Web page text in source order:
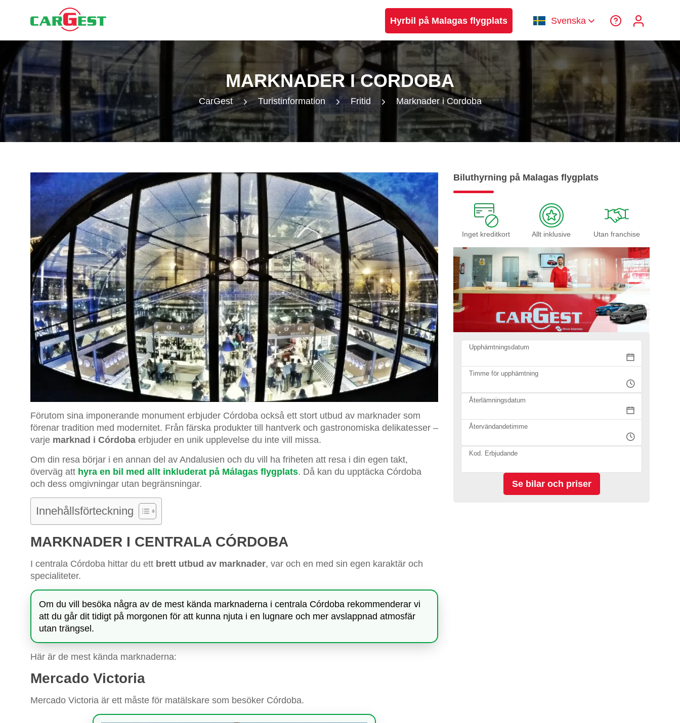
Hyrbil på Malagas flygplats Svenska
MARKNADER I CORDOBA
CarGest Turistinformation Fritid Marknader i Cordoba
Förutom sina imponerande monument erbjuder Córdoba också ett stort utbud av marknader som
förenar tradition med modernitet. Från färska produkter till hantverk och gastronomiska delikatesser –
varje marknad i Córdoba erbjuder en unik upplevelse du inte vill missa.
Om din resa börjar i en annan del av Andalusien och du vill ha friheten att resa i din egen takt,
överväg att hyra en bil med allt inkluderat på Málagas flygplats. Då kan du upptäcka Córdoba
och dess omgivningar utan begränsningar.
Innehållsförteckning
MARKNADER I CENTRALA CÓRDOBA
I centrala Córdoba hittar du ett brett utbud av marknader, var och en med sin egen karaktär och
specialiteter.
Om du vill besöka några av de mest kända marknaderna i centrala Córdoba rekommenderar vi
att du går dit tidigt på morgonen för att kunna njuta i en lugnare och mer avslappnad atmosfär
utan trängsel.
Här är de mest kända marknaderna:
Mercado Victoria
Mercado Victoria är ett måste för matälskare som besöker Córdoba.
Biluthyrning på Malagas flygplats
Inget kreditkort Allt inklusive Utan franchise
Upphämtningsdatum
Timme för upphämtning
Återlämningsdatum
Återvändandetimme
Kod. Erbjudande